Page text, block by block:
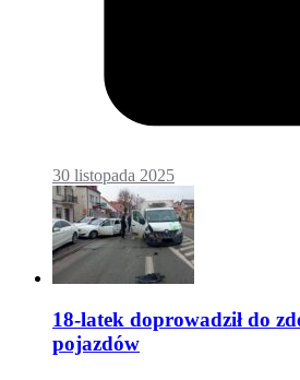
30 listopada 2025
18-latek doprowadził do
pojazdów